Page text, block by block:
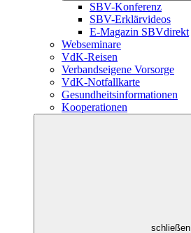
SBV-Konferenz
SBV-Erklärvideos
E-Magazin SBVdirekt
Webseminare
VdK-Reisen
Verbandseigene Vorsorge
VdK-Notfallkarte
Gesundheitsinformationen
Kooperationen
schließen